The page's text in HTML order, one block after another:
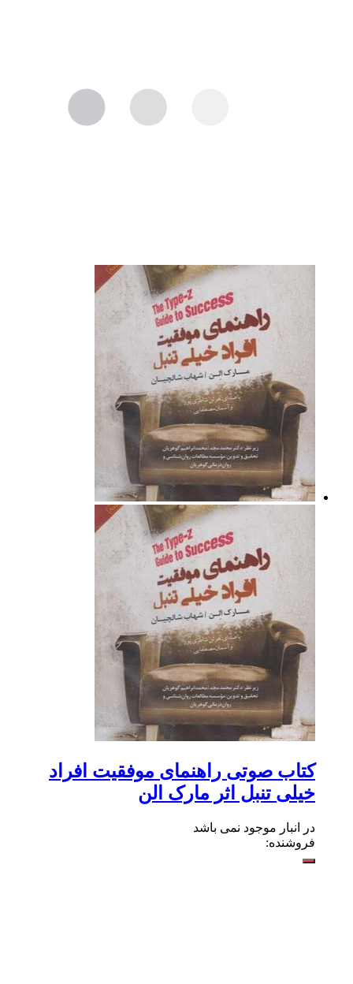
کتاب صوتی راهنمای موفقیت افراد
خیلی تنبل اثر مارک الن
در انبار موجود نمی باشد
فروشنده: